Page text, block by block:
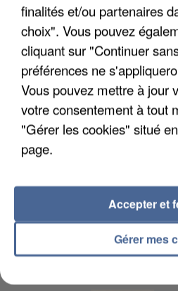
INTERMARCHÉ APRÈS
RÉCEMMENT
finalités et/ou partenaires
choix". Vous pouvez
cliquant sur "Continuer
préférences ne
Vous pouvez mettre à jour
votre consentement à tout
"Gérer les cookies" situé
page.
Gérer mes
Accepter et